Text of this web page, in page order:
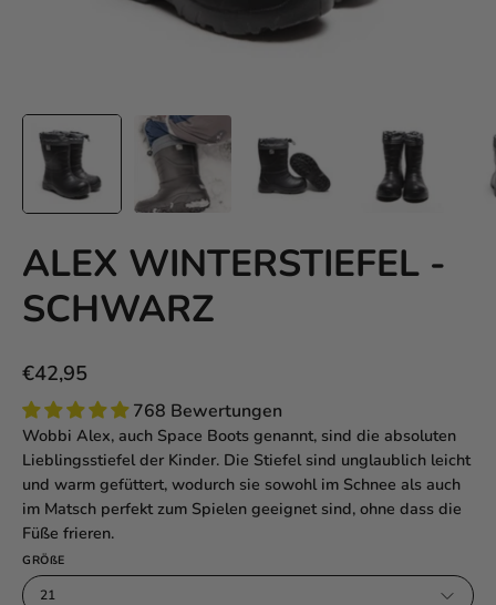
ALEX WINTERSTIEFEL -
SCHWARZ
€42,95
768 Bewertungen
Wobbi Alex, auch Space Boots genannt, sind die absoluten
Lieblingsstiefel der Kinder. Die Stiefel sind unglaublich leicht
und warm gefüttert, wodurch sie sowohl im Schnee als auch
im Matsch perfekt zum Spielen geeignet sind, ohne dass die
Füße frieren.
GRÖßE
21